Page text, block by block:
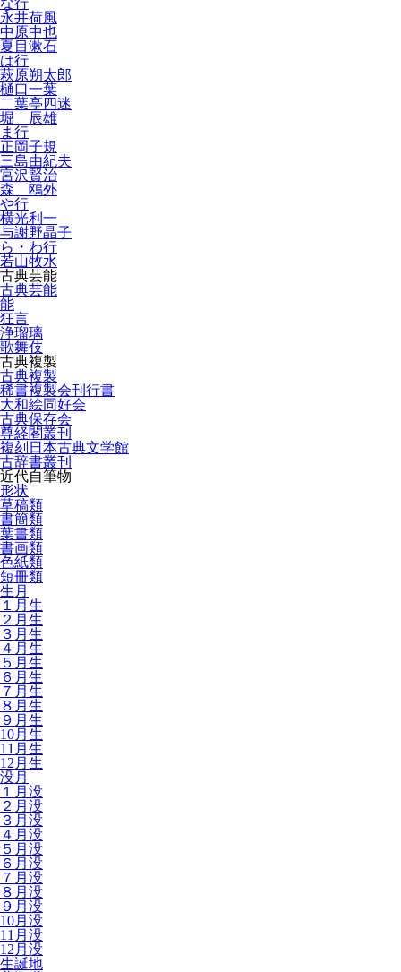
な行
永井荷風
中原中也
夏目漱石
は行
萩原朔太郎
樋口一葉
二葉亭四迷
堀 辰雄
ま行
正岡子規
三島由紀夫
宮沢賢治
森 鴎外
や行
横光利一
与謝野晶子
ら・わ行
若山牧水
古典芸能
古典芸能
能
狂言
浄瑠璃
歌舞伎
古典複製
古典複製
稀書複製会刊行書
大和絵同好会
古典保存会
尊経閣叢刊
複刻日本古典文学館
古辞書叢刊
近代自筆物
形状
草稿類
書簡類
葉書類
書画類
色紙類
短冊類
生月
１月生
２月生
３月生
４月生
５月生
６月生
７月生
８月生
９月生
10月生
11月生
12月生
没月
１月没
２月没
３月没
４月没
５月没
６月没
７月没
８月没
９月没
10月没
11月没
12月没
生誕地